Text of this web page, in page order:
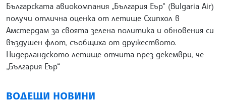
Българската авиокомпания „България Еър“ (Bulgaria Air)
получи отлична оценка от летище Схипхол в
Амстердам за своята зелена политика и обновения си
въздушен флот, съобщиха от дружеството.
Нидерландското летище отчита през декември, че
„България Еър“
ВОДЕЩИ НОВИНИ